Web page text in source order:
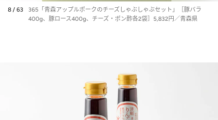
8 / 63
365「青森アップルポークのチーズしゃぶしゃぶセット」［豚バラ
400g、豚ロース400g、チーズ・ポン酢各2袋］5,832円／青森県